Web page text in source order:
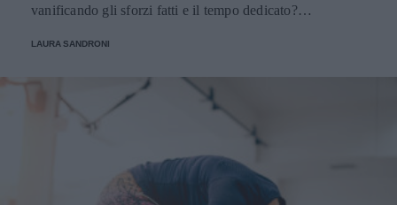
vanificando gli sforzi fatti e il tempo dedicato?
insieme di cosa si tratta.
LAURA SANDRONI